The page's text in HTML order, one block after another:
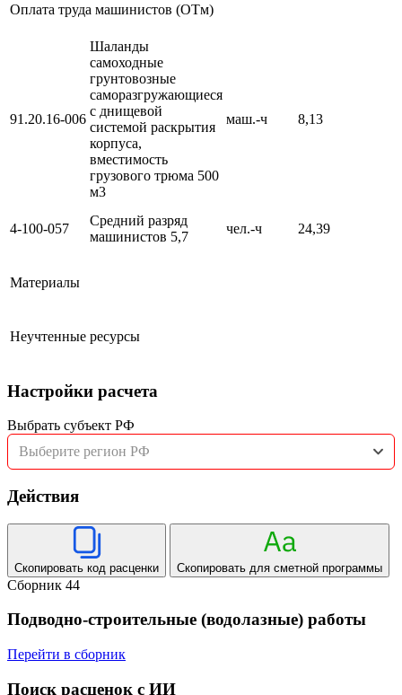
Оплата труда машинистов (ОТм)
91.20.16-006
Шаланды
самоходные
грунтовозные
саморазгружающиеся
с днищевой
системой раскрытия
корпуса,
вместимость
грузового трюма 500
м3
маш.-ч 8,13
4-100-057
Средний разряд
машинистов 5,7
чел.-ч 24,39
Материалы
Неучтенные ресурсы
Настройки расчета
Выбрать субъект РФ
Выберите регион РФ
Действия
Скопировать код расценки Скопировать для сметной программы
Сборник 44
Подводно-строительные (водолазные) работы
Перейти в сборник
Поиск расценок с ИИ